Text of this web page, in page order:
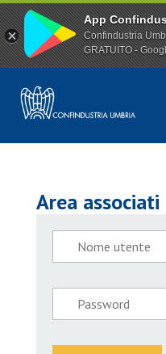
Area associati
App
Confindustria
GRATUITO -